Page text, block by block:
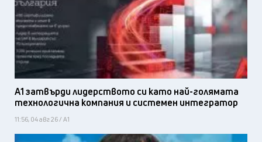
А1 затвърди лидерството си като най-голямата
технологична компания и системен интегратор
11:56, 04 авг 26 / А1